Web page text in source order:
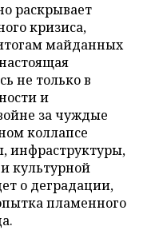
раскрывает
кризиса,
майданных
не только в
и
за чуждые
коллапсе
инфраструктуры,
культурной
о деградации,
пламенного